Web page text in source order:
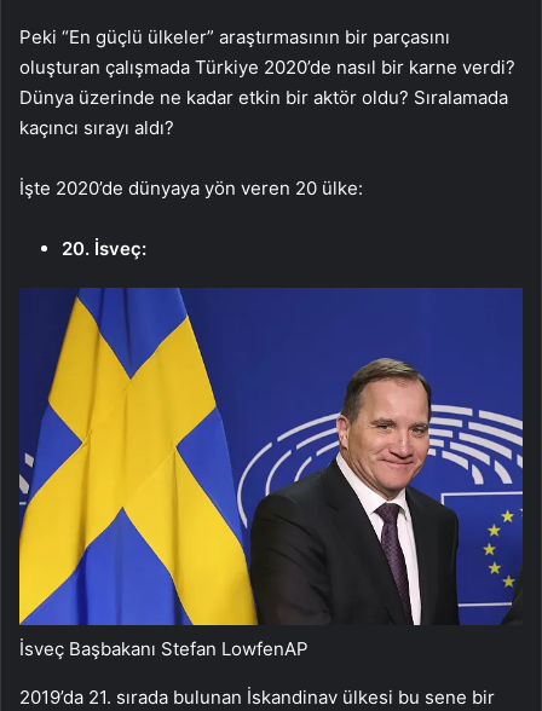
Peki “En güçlü ülkeler” araştırmasının bir parçasını
oluşturan çalışmada Türkiye 2020’de nasıl bir karne verdi?
Dünya üzerinde ne kadar etkin bir aktör oldu? Sıralamada
kaçıncı sırayı aldı?
İşte 2020’de dünyaya yön veren 20 ülke:
20. İsveç:
İsveç Başbakanı Stefan LowfenAP
2019’da 21. sırada bulunan İskandinav ülkesi bu sene bir